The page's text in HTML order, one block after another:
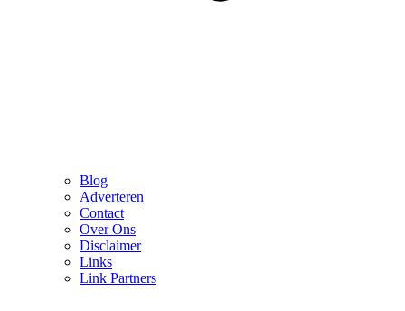
Blog
Adverteren
Contact
Over Ons
Disclaimer
Links
Link Partners